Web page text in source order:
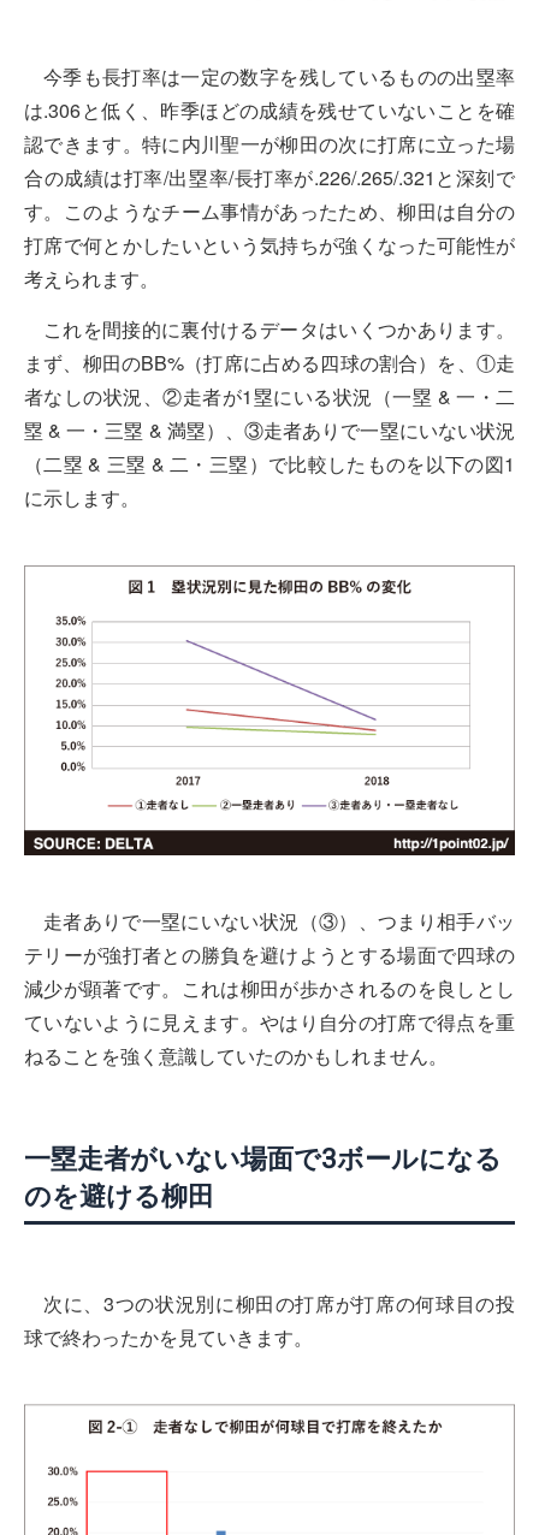
今季も長打率は一定の数字を残しているものの出塁率
は.306と低く、昨季ほどの成績を残せていないことを確
認できます。特に内川聖一が柳田の次に打席に立った場
合の成績は打率/出塁率/長打率が.226/.265/.321と深刻で
す。このようなチーム事情があったため、柳田は自分の
打席で何とかしたいという気持ちが強くなった可能性が
考えられます。
これを間接的に裏付けるデータはいくつかあります。
まず、柳田のBB%（打席に占める四球の割合）を、①走
者なしの状況、②走者が1塁にいる状況（一塁 & 一・二
塁 & 一・三塁 & 満塁）、③走者ありで一塁にいない状況
（二塁 & 三塁 & 二・三塁）で比較したものを以下の図1
に示します。
走者ありで一塁にいない状況（③）、つまり相手バッ
テリーが強打者との勝負を避けようとする場面で四球の
減少が顕著です。これは柳田が歩かされるのを良しとし
ていないように見えます。やはり自分の打席で得点を重
ねることを強く意識していたのかもしれません。
一塁走者がいない場面で3ボールになる
のを避ける柳田
次に、3つの状況別に柳田の打席が打席の何球目の投
球で終わったかを見ていきます。